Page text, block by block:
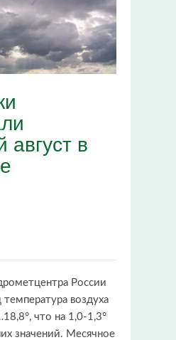
август в
России
температура воздуха
что на 1,0-1,3°
значений. Месячное